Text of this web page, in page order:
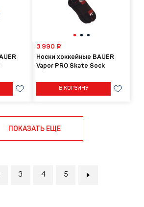
Носки хоккейные BAUER
Vapor PRO Skate Sock
3 990 ₽
В КОРЗИНУ
ПОКАЗАТЬ ЕЩЕ
3 4 5